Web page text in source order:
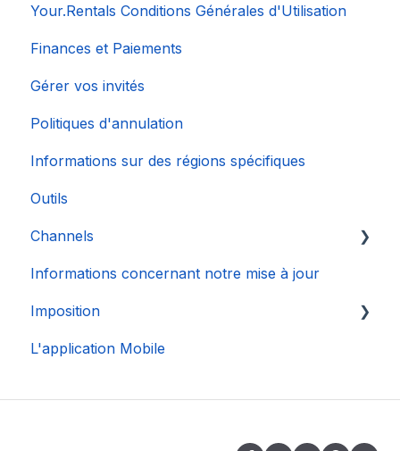
Your.Rentals Conditions Générales d'Utilisation
Finances et Paiements
Gérer vos invités
Politiques d'annulation
Informations sur des régions spécifiques
Outils
Channels
Connexion de Compte
Informations concernant notre mise à jour
Imposition
DAC 7
L'application Mobile